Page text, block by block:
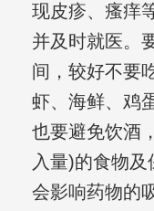
现皮疹、瘙痒
并及时就医。
间，较好不要
虾、海鲜、鸡
也要避免饮酒
入量)的食物
会影响药物的